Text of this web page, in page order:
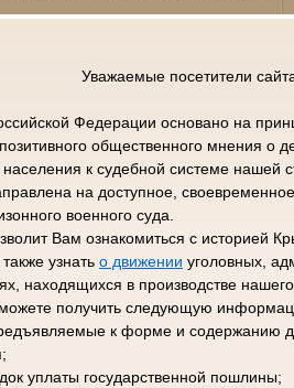
Уважаемые посетители
Федерации основано на
общественного мнения о
к судебной системе нашей
на доступное,
военного суда.
Вам ознакомиться с историей
узнать о движении уголовных,
находящихся в производстве нашего
получить следующую
к форме и содержанию
уплаты государственной пошлины;